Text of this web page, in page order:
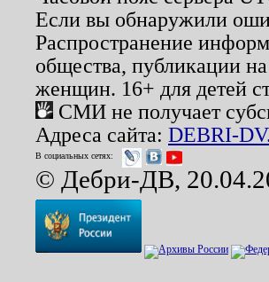
Если вы обнаружили
Распространение
общества, публикации
женщин. 16+ для детей
СМИ не получает
Адреса сайта: DEBRI-
В социальных сетях:
© Дебри-ДВ,